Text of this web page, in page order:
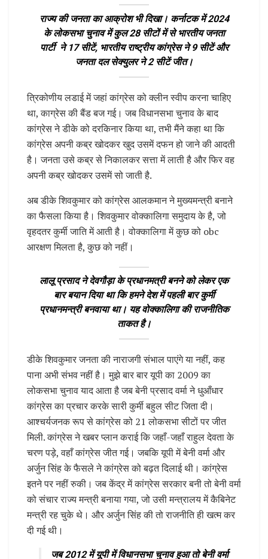
राज्य की जनता का आक्रोश भी दिखा। कर्नाटक में 2024
के लोकसभा चुनाव में कुल 28 सीटों में से भारतीय जनता
पार्टी ने 17 सीटें, भारतीय राष्ट्रीय कांग्रेस ने 9 सीटें और
जनता दल सेक्युलर ने 2 सीटें जीत।
त्रिकोणीय लडाई में जहां कांग्रेस को क्लीन स्वीप करना चाहिए
था, काग्रेस की बैंड बज गई। जब विधानसभा चुनाव के बाद
कांग्रेस ने डीके को दरकिनार किया था, तभी मैंने कहा था कि
कांग्रेस अपनी कब्र खोदकर खुद उसमें दफन हो जाने की आदती
है। जनता उसे कब्र से निकालकर सत्ता में लाती है और फिर वह
अपनी कब्र खोदकर उसमें सो जाती है.
अब डीके शिवकुमार को कांग्रेस आलकमान ने मुख्यमन्त्री बनाने
का फैसला किया है। शिवकुमार वोक्कालिगा समुदाय के है, जो
वृहदतर कुर्मी जाति में आती है। वोक्कालिगा में कुछ को obc
आरक्षण मिलता है, कुछ को नहीं।
लालू प्रसाद ने देवगौड़ा के प्रधानमत्री बनने को लेकर एक
बार बयान दिया था कि हमने देश में पहली बार कुर्मी
प्रधानमन्त्री बनवाया था। यह वोक्कालिगा की राजनीतिक
ताकत है।
डीके शिवकुमार जनता की नाराजगी संभाल पाएंगे या नहीं, कह
पाना अभी संभव नहीं है। मुझे बार बार यूपी का 2009 का
लोकसभा चुनाव याद आता है जब बेनी प्रसाद वर्मा ने धुआँधार
कांग्रेस का प्रचार करके सारी कुर्मी बहुल सीट जिता दी।
आश्चर्यजनक रूप से कांग्रेस को 21 लोकसभा सीटों पर जीत
मिली. कांग्रेस ने खबर प्लान कराई कि जहाँ-जहाँ राहुल देवता के
चरण पड़े, वहाँ कांग्रेस जीत गई। जबकि यूपी में बेनी वर्मा और
अर्जुन सिंह के फैसले ने कांग्रेस को बढ़त दिलाई थी। कांग्रेस
इतने पर नहीं रुकी। जब केंद्र में कांग्रेस सरकार बनी तो बेनी वर्मा
को संचार राज्य मन्त्री बनाया गया, जो उसी मन्त्रालय में कैबिनेट
मन्त्री रह चुके थे। और अर्जुन सिंह की तो राजनीति ही खत्म कर
दी गई थी।
जब 2012 में यूपी में विधानसभा चुनाव हुआ तो बेनी वर्मा